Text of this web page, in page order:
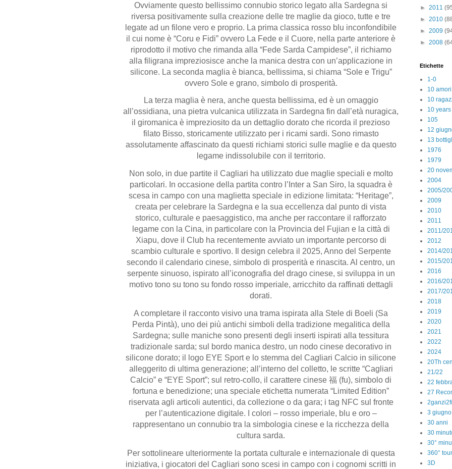
Ovviamente questo bellissimo connubio storico legato alla Sardegna si
riversa positivamente sulla creazione delle tre maglie da gioco, tutte e tre
legate ad un filone vero e proprio. La prima classica rosso blu inconfondibile
il cui nome è “Coru e Fidi” ovvero La Fede e il Cuore, nella parte anteriore è
riprodotto il motivo che rimanda alla “Fede Sarda Campidese”, il richiamo
alla filigrana impreziosisce anche la manica destra con un’applicazione in
silicone. La seconda maglia è bianca, bellissima, si chiama “Sole e Trigu”
ovvero Sole e grano, simbolo di prosperità.
La terza maglia è nera, anche questa bellissima, ed è un omaggio
all’ossidiana, una pietra vulcanica utilizzata in Sardegna fin dall’età nuragica,
il giromanica è impreziosito da un dettaglio dorato che ricorda il prezioso
filato Bisso, storicamente utilizzato per i ricami sardi. Sono rimasto
assolutamente affascinato da questi richiami storici sulle maglie e da questo
legame indissolubile con il territorio.
Non solo, in due partite il Cagliari ha utilizzato due maglie speciali e molto
particolari. In occasione della partita contro l’Inter a San Siro, la squadra è
scesa in campo con una maglietta speciale in edizione limitata: “Heritage”,
creata per celebrare la Sardegna e la sua eccellenza dal punto di vista
storico, culturale e paesaggistico, ma anche per raccontare il rafforzato
legame con la Cina, in particolare con la Provincia del Fujian e la città di
Xiapu, dove il Club ha recentemente avviato un importante percorso di
scambio culturale e sportivo. Il design celebra il 2025, Anno del Serpente
secondo il calendario cinese, simbolo di prosperità e rinascita. Al centro, un
serpente sinuoso, ispirato all’iconografia del drago cinese, si sviluppa in un
motivo tono su tono su fondo rosso imperiale, arricchito da raffinati dettagli
dorati.
A completare il racconto visivo una trama ispirata alla Stele di Boeli (Sa
Perda Pintà), uno dei più antichi simboli della tradizione megalitica della
Sardegna; sulle maniche sono presenti degli inserti ispirati alla tessitura
tradizionale sarda; sul bordo manica destro, un nodo cinese decorativo in
silicone dorato; il logo EYE Sport e lo stemma del Cagliari Calcio in silicone
alleggerito di ultima generazione; all’interno del colletto, le scritte “Cagliari
Calcio” e “EYE Sport”; sul retro-collo, il carattere cinese 福 (fu), simbolo di
fortuna e benedizione; una speciale etichetta numerata “Limited Edition”
riservata agli articoli autentici, da collezione o da gara; i tag NFC sul fronte
per l’autenticazione digitale. I colori – rosso imperiale, blu e oro –
rappresentano un connubio tra la simbologia cinese e la ricchezza della
cultura sarda.
Per sottolineare ulteriormente la portata culturale e internazionale di questa
iniziativa, i giocatori del Cagliari sono scesi in campo con i cognomi scritti in
► 2011
► 2010
► 2009
► 2008
Etichette
1-0
10 amori
10
10 years
105
12
13
1976
1979
20
2004
2005/
2009
2010
2011
2011/
2012
2014/
2015/
2016
2016/
2017/
2018
2019
2020
2021
2022
2024
20Th
21/22
22
27
3
30 anni
30
30°
360° tour
3D